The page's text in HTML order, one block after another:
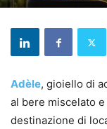
Adèle, gioiello di
al bere miscelato
destinazione di